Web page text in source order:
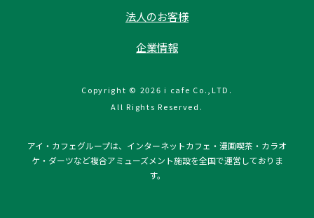
法人のお客様
企業情報
Copyright © 2026 i cafe Co.,LTD.
All Rights Reserved.
アイ・カフェグループは、インターネットカフェ・漫画喫茶・カラオ
ケ・ダーツなど複合アミューズメント施設を全国で運営しておりま
す。